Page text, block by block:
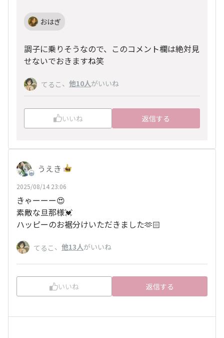
おはぎ
調子に乗りそうなので、このコメント欄は絶対見
せないでおきますね笑
てるこ 、 他10人がいいね
いいね 返信する
うえき
2025/08/14 23:06
きゃーーー😍
素敵な旦那様💓
ハッピーのお裾分けいただきました🫶🏻
てるこ 、 他13人がいいね
いいね 返信する